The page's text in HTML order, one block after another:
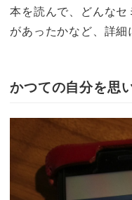
本を読んで、どんな
があったかなど、詳細
かつての自分を思